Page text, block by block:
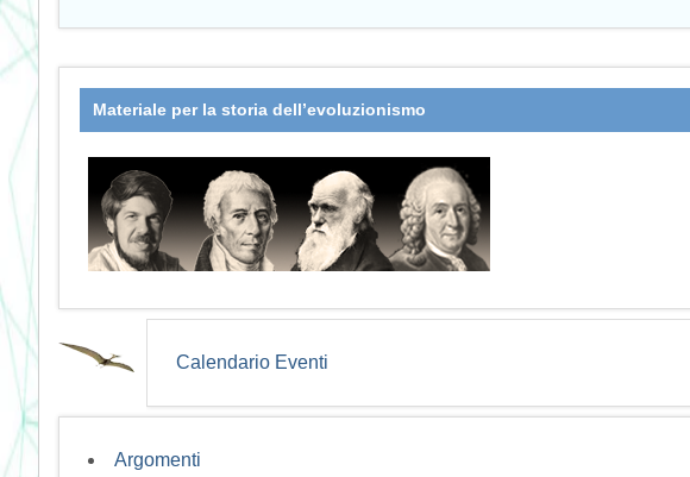
Materiale per la storia dell’evoluzionismo
Calendario Eventi
Argomenti